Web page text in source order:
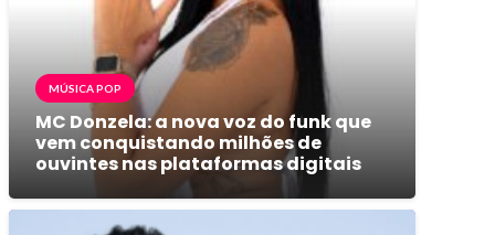
MÚSICA POP
MC Donzela: a nova voz do funk que
vem conquistando milhões de
ouvintes nas plataformas digitais